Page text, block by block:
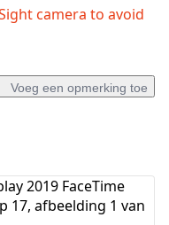
camera to avoid
Voeg een opmerking toe